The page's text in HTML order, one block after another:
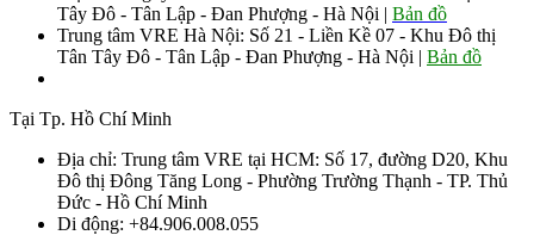
Tây Đô - Tân Lập - Đan Phượng - Hà Nội | Bản đồ
Trung tâm VRE Hà Nội: Số 21 - Liền Kề 07 - Khu Đô thị
Tân Tây Đô - Tân Lập - Đan Phượng - Hà Nội | Bản đồ
Tại Tp. Hồ Chí Minh
Địa chỉ: Trung tâm VRE tại HCM: Số 17, đường D20, Khu
Đô thị Đông Tăng Long - Phường Trường Thạnh - TP. Thủ
Đức - Hồ Chí Minh
Di động: +84.906.008.055